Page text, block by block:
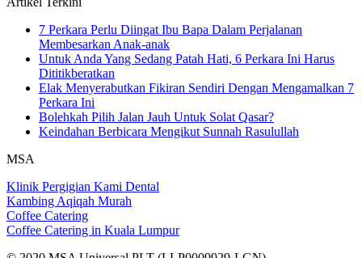
7 Perkara Perlu Diingat Ibu Bapa Dalam Perjalanan
Membesarkan Anak-anak
Untuk Anda Yang Sedang Patah Hati, 6 Perkara Ini Harus
Dititikberatkan
Elak Menyerabutkan Fikiran Sendiri Dengan Mengamalkan 7
Perkara Ini
Bolehkah Pilih Jalan Jauh Untuk Solat Qasar?
Keindahan Berbicara Mengikut Sunnah Rasulullah
MSA
Klinik Pergigian Kami Dental
Kambing Aqiqah Murah
Coffee Catering
Coffee Catering in Kuala Lumpur